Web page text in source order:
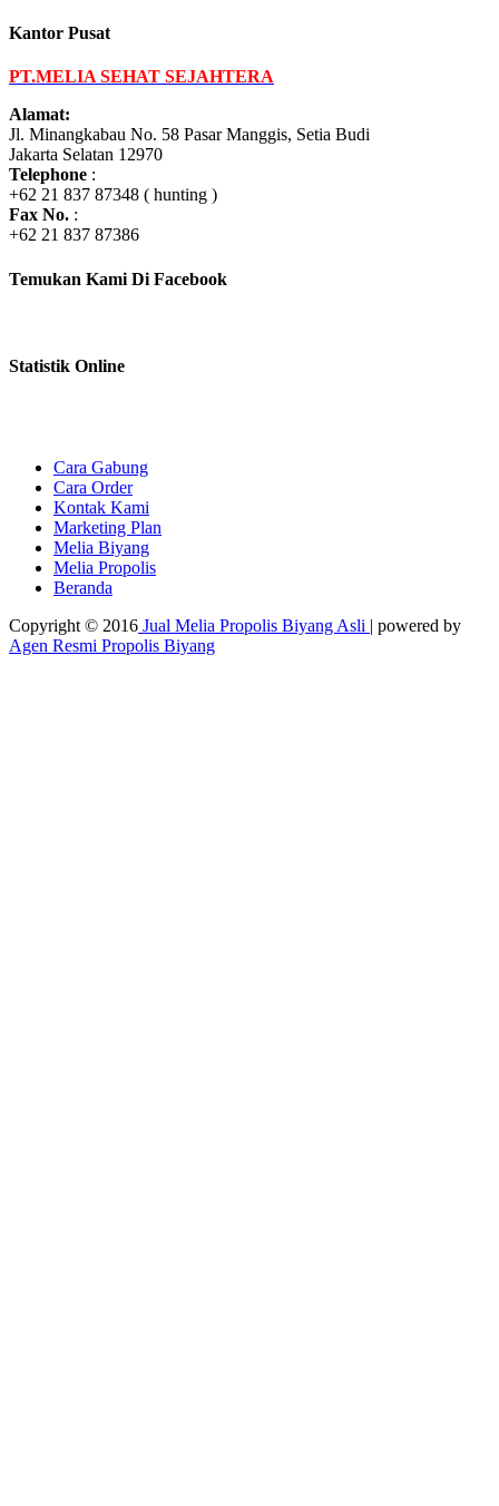
Kantor Pusat
PT.MELIA SEHAT SEJAHTERA
Alamat:
Jl. Minangkabau No. 58 Pasar Manggis, Setia Budi
Jakarta Selatan 12970
Telephone :
+62 21 837 87348 ( hunting )
Fax No. :
+62 21 837 87386
Temukan Kami Di Facebook
Statistik Online
Cara Gabung
Cara Order
Kontak Kami
Marketing Plan
Melia Biyang
Melia Propolis
Beranda
Copyright © 2016 Jual Melia Propolis Biyang Asli | powered by
Agen Resmi Propolis Biyang